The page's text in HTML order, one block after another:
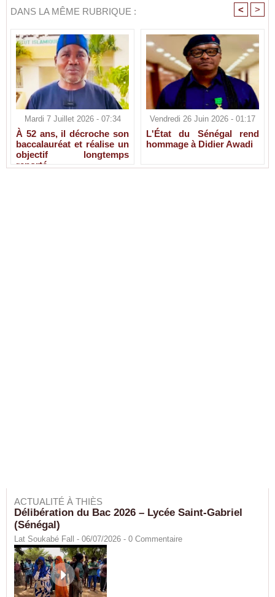
DANS LA MÊME RUBRIQUE : < >
Mardi 7 Juillet 2026 - 07:34
À 52 ans, il décroche son
baccalauréat et réalise un
objectif longtemps
reporté
Vendredi 26 Juin 2026 - 01:17
L'État du Sénégal rend
hommage à Didier Awadi
ACTUALITÉ À THIÈS
Délibération du Bac 2026 – Lycée Saint-Gabriel
(Sénégal)
Lat Soukabé Fall - 06/07/2026 - 0 Commentaire